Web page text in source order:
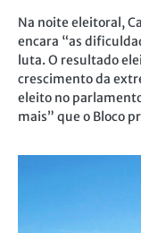
Na noite eleitoral,
encara “as
luta. O resultado
crescimento da
eleito no
mais” que o Bloco